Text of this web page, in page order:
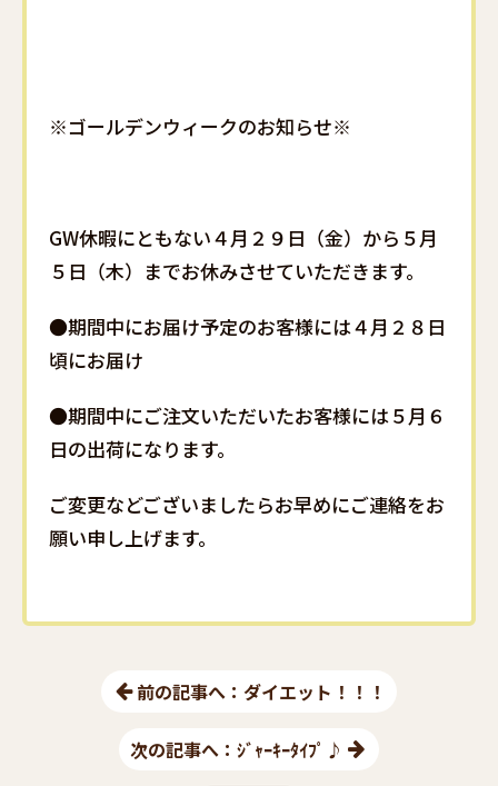
※ゴールデンウィークのお知らせ※
GW休暇にともない４月２９日（金）から５月
５日（木）までお休みさせていただきます。
●期間中にお届け予定のお客様には４月２８日
頃にお届け
●期間中にご注文いただいたお客様には５月６
日の出荷になります。
ご変更などございましたらお早めにご連絡をお
願い申し上げます。
前の記事へ：ダイエット！！！
次の記事へ：ｼﾞｬｰｷｰﾀｲﾌﾟ♪